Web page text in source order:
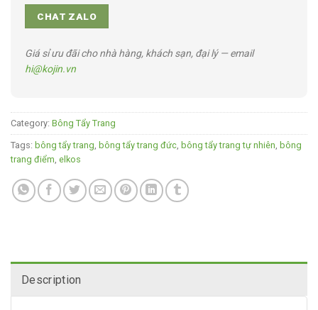
CHAT ZALO
Giá sỉ ưu đãi cho nhà hàng, khách sạn, đại lý — email
hi@kojin.vn
Category: Bông Tẩy Trang
Tags: bông tẩy trang bông tẩy trang đức bông tẩy trang tự nhiên bông
trang điểm elkos
Description